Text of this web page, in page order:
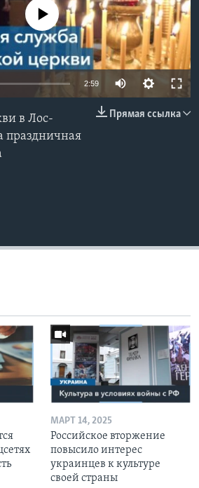
source currently available
2:59
Прямая ссылка
в Лос-
праздничная
МАРТ 14, 2025
Российское вторжение
повысило интерес
украинцев к культуре
своей страны